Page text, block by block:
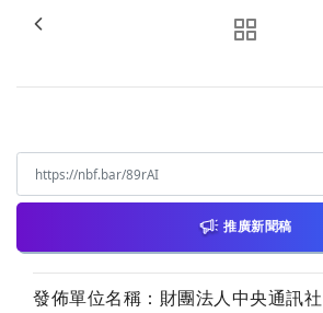
推廣新聞稿
發佈單位名稱：財團法人中央通訊社